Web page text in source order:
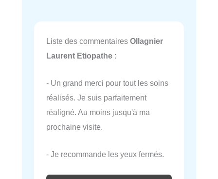
Liste des commentaires Ollagnier
Laurent Etiopathe :
- Un grand merci pour tout les soins
réalisés. Je suis parfaitement
réaligné. Au moins jusqu'à ma
prochaine visite.
- Je recommande les yeux fermés.